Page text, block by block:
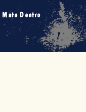
Dentro